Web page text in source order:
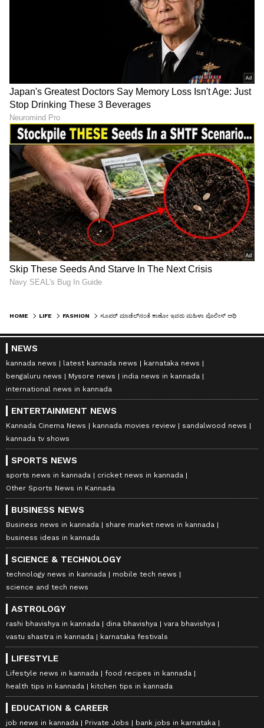
HOME LIFE FASHION
NEWS
kannada news latest kannada news
karnataka news
bengaluru news
Mysore news
india news in kannada
international news in kannada
ENTERTAINMENT NEWS
Kannada Cinema News kannada movies review
sandalwood news
kannada tv shows
SPORTS NEWS
sports news in kannada
cricket news in kannada
Other Sports News in Kannada
BUSINESS NEWS
Business news in kannada
share market news in kannada
business ideas in kannada
SCIENCE & TECHNOLOGY
technology news in kannada
mobile tech news
science and tech news
ASTROLOGY
rashi bhavishya in kannada dina bhavishya
vara bhavishya
vastu shastra in kannada
karnataka festivals
LIFESTYLE
Lifestyle news in kannada
food recipes in kannada
health tips in kannada
kitchen tips in kannada
EDUCATION & CAREER
job news in kannada Private Jobs bank jobs in karnataka